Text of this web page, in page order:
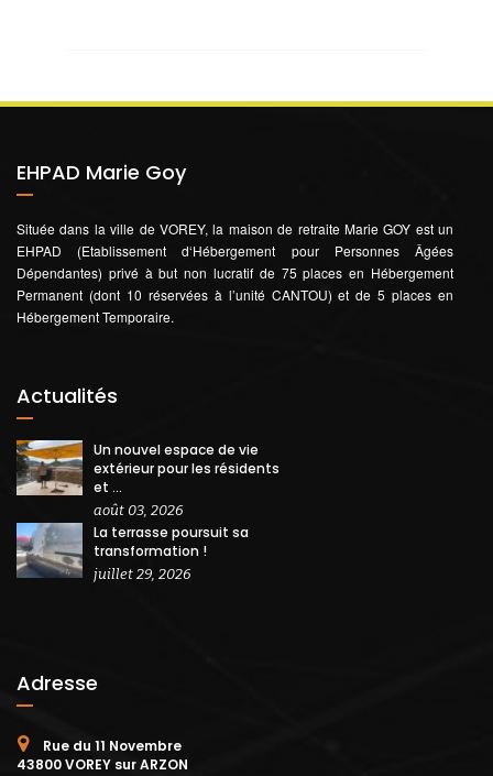
EHPAD Marie Goy
Située dans la ville de VOREY, la maison de retraite Marie GOY est un
EHPAD (Etablissement d‘Hébergement pour Personnes Âgées
Dépendantes) privé à but non lucratif de 75 places en Hébergement
Permanent (dont 10 réservées à l’unité CANTOU) et de 5 places en
Hébergement Temporaire.
Actualités
Un nouvel espace de vie
extérieur pour les résidents
et ...
août 03, 2026
La terrasse poursuit sa
transformation !
juillet 29, 2026
Adresse
Rue du 11 Novembre
43800 VOREY sur ARZON